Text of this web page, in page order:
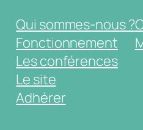
Qui sommes-nous ?
Fonctionnement
Les conférences
Le site
Adhérer